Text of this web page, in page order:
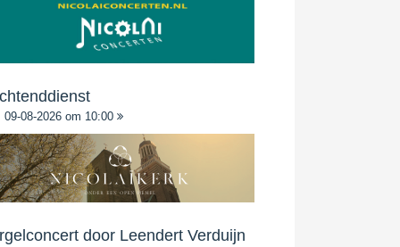
09-08-2026 om 10:00
door Leendert Verduijn